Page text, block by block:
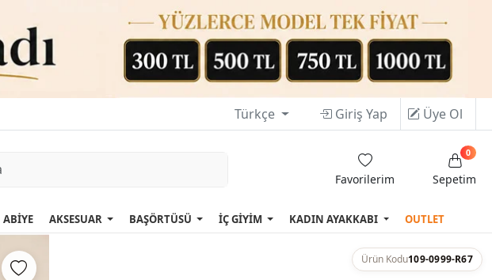
Türkçe Giriş Yap Üye Ol
Favorilerim Sepetim
0
ABİYE AKSESUAR BAŞÖRTÜSÜ İÇ GİYİM KADIN AYAKKABI OUTLET
Ürün Kodu109-0999-R67